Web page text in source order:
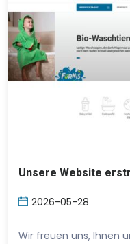
Unsere Website
2026-05-28
Wir freuen uns, Ihnen